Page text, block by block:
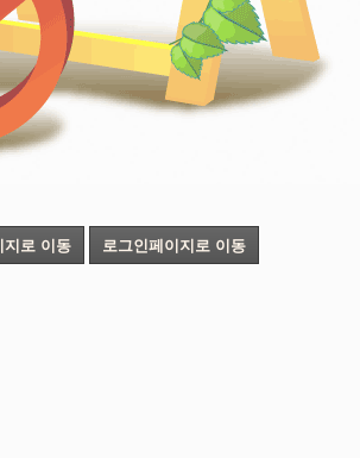
지로 이동 로그인페이지로 이동